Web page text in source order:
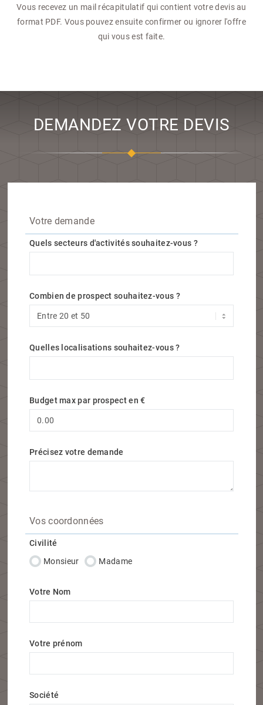
Vous recevez un mail récapitulatif qui contient votre devis au
format PDF. Vous pouvez ensuite confirmer ou ignorer l'offre
qui vous est faite.
DEMANDEZ VOTRE DEVIS
Votre demande
Quels secteurs d'activités souhaitez-vous ?
Combien de prospect souhaitez-vous ?
Quelles localisations souhaitez-vous ?
Budget max par prospect en €
Précisez votre demande
Vos coordonnées
Civilité
Monsieur
Madame
Votre Nom
Votre prénom
Société